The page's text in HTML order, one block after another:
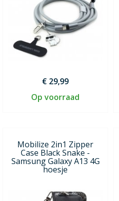
€ 29,99
Op voorraad
Mobilize 2in1 Zipper
Case Black Snake -
Samsung Galaxy A13 4G
hoesje